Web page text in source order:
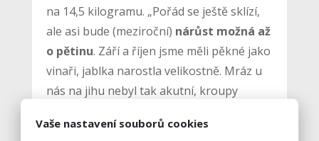
na 14,5 kilogramu. „Pořád se ještě sklízí,
ale asi bude (meziroční) nárůst možná až
o pětinu. Září a říjen jsme měli pěkné jako
vinaři, jablka narostla velikostně. Mráz u
nás na jihu nebyl tak akutní, kroupy
ČTK předseda Unie ovocnářů jižních a
Vaše nastavení souborů cookies